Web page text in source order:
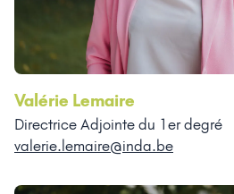
Valérie Lemaire
Directrice Adjointe du 1er degré
valerie.lemaire@inda.be